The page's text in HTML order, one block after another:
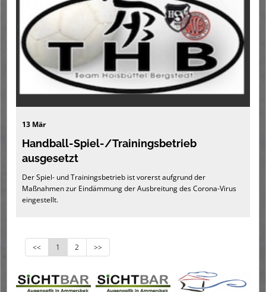
13 Mär
Handball-Spiel-/Trainingsbetrieb
ausgesetzt
Der Spiel- und Trainingsbetrieb ist vorerst aufgrund der
Maßnahmen zur Eindämmung der Ausbreitung des Corona-Virus
eingestellt.
<< 1 2 >>